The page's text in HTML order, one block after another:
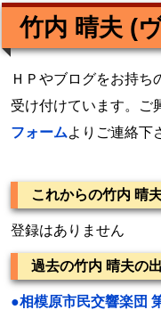
竹内 晴夫 (
ＨＰやブログをお持ち
受け付けています。ご
フォームよりご連絡下
これからの竹内 晴
登録はありません
過去の竹内 晴夫の
●相模原市民交響楽団